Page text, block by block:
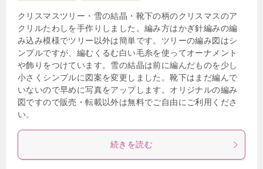
クリスマスツリー・雪の結晶・靴下の柄のクリスマスのア
クリルたわしを手作りしました。編み方はかぎ針編みの編
み込み模様でツリー以外は簡単です。ツリーの編み図はシ
ンプルですが、編むくるむ白い毛糸を使ってオーナメント
や飾りをつけています。雪の結晶は前に編んだものを少し
小さくシンプルに図案を変更しました。靴下はまだ編んで
いないので早めに写真をアップします。オリジナルの編み
図ですので販売・転載以外は無料でご自由にご利用くださ
い。
続きを読む